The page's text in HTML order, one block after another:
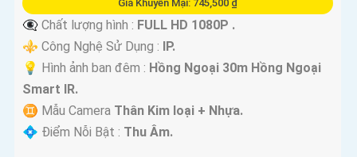
Giá Khuyến Mại: 745,500 ₫
👁️‍🗨 Chất lượng hình : FULL HD 1080P .
⚜️ Công Nghệ Sử Dụng :
IP.
💡 Hình ảnh ban đêm : Hồng Ngoại 30m Hồng Ngoại
Smart IR.
♊ Mẫu Camera Thân Kim loại + Nhựa.
️💠 Điểm Nỗi Bật : Thu Âm.